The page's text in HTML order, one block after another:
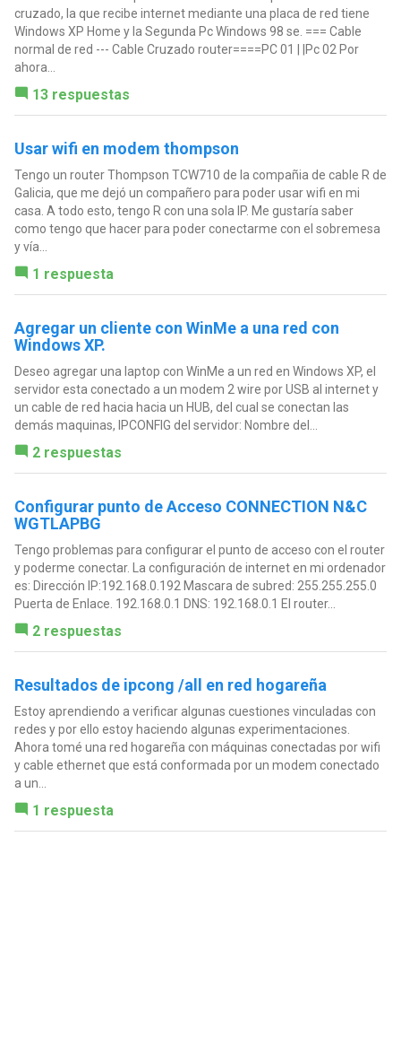
cruzado, la que recibe internet mediante una placa de red tiene
Windows XP Home y la Segunda Pc Windows 98 se. === Cable
normal de red --- Cable Cruzado router====PC 01 | |Pc 02 Por
ahora...
13 respuestas
Usar wifi en modem thompson
Tengo un router Thompson TCW710 de la compañia de cable R de
Galicia, que me dejó un compañero para poder usar wifi en mi
casa. A todo esto, tengo R con una sola IP. Me gustaría saber
como tengo que hacer para poder conectarme con el sobremesa
y vía...
1 respuesta
Agregar un cliente con WinMe a una red con
Windows XP.
Deseo agregar una laptop con WinMe a un red en Windows XP, el
servidor esta conectado a un modem 2 wire por USB al internet y
un cable de red hacia hacia un HUB, del cual se conectan las
demás maquinas, IPCONFIG del servidor: Nombre del...
2 respuestas
Configurar punto de Acceso CONNECTION N&C
WGTLAPBG
Tengo problemas para configurar el punto de acceso con el router
y poderme conectar. La configuración de internet en mi ordenador
es: Dirección IP:192.168.0.192 Mascara de subred: 255.255.255.0
Puerta de Enlace. 192.168.0.1 DNS: 192.168.0.1 El router...
2 respuestas
Resultados de ipcong /all en red hogareña
Estoy aprendiendo a verificar algunas cuestiones vinculadas con
redes y por ello estoy haciendo algunas experimentaciones.
Ahora tomé una red hogareña con máquinas conectadas por wifi
y cable ethernet que está conformada por un modem conectado
a un...
1 respuesta